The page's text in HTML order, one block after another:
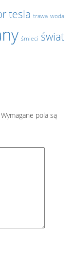
tesla trawa woda
śmieci świat
Wymagane pola są